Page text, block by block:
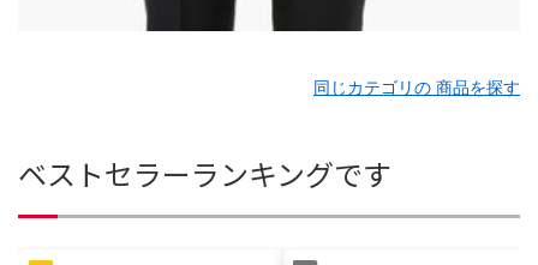
同じカテゴリの 商品を探す
ベストセラーランキングです